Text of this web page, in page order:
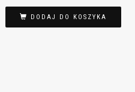
DODAJ DO KOSZYKA